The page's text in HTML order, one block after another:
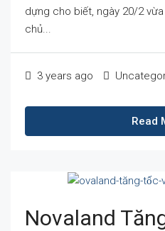
dựng cho biết, ngày 20/2 vừa
chủ...
3 years ago
Read
Novaland